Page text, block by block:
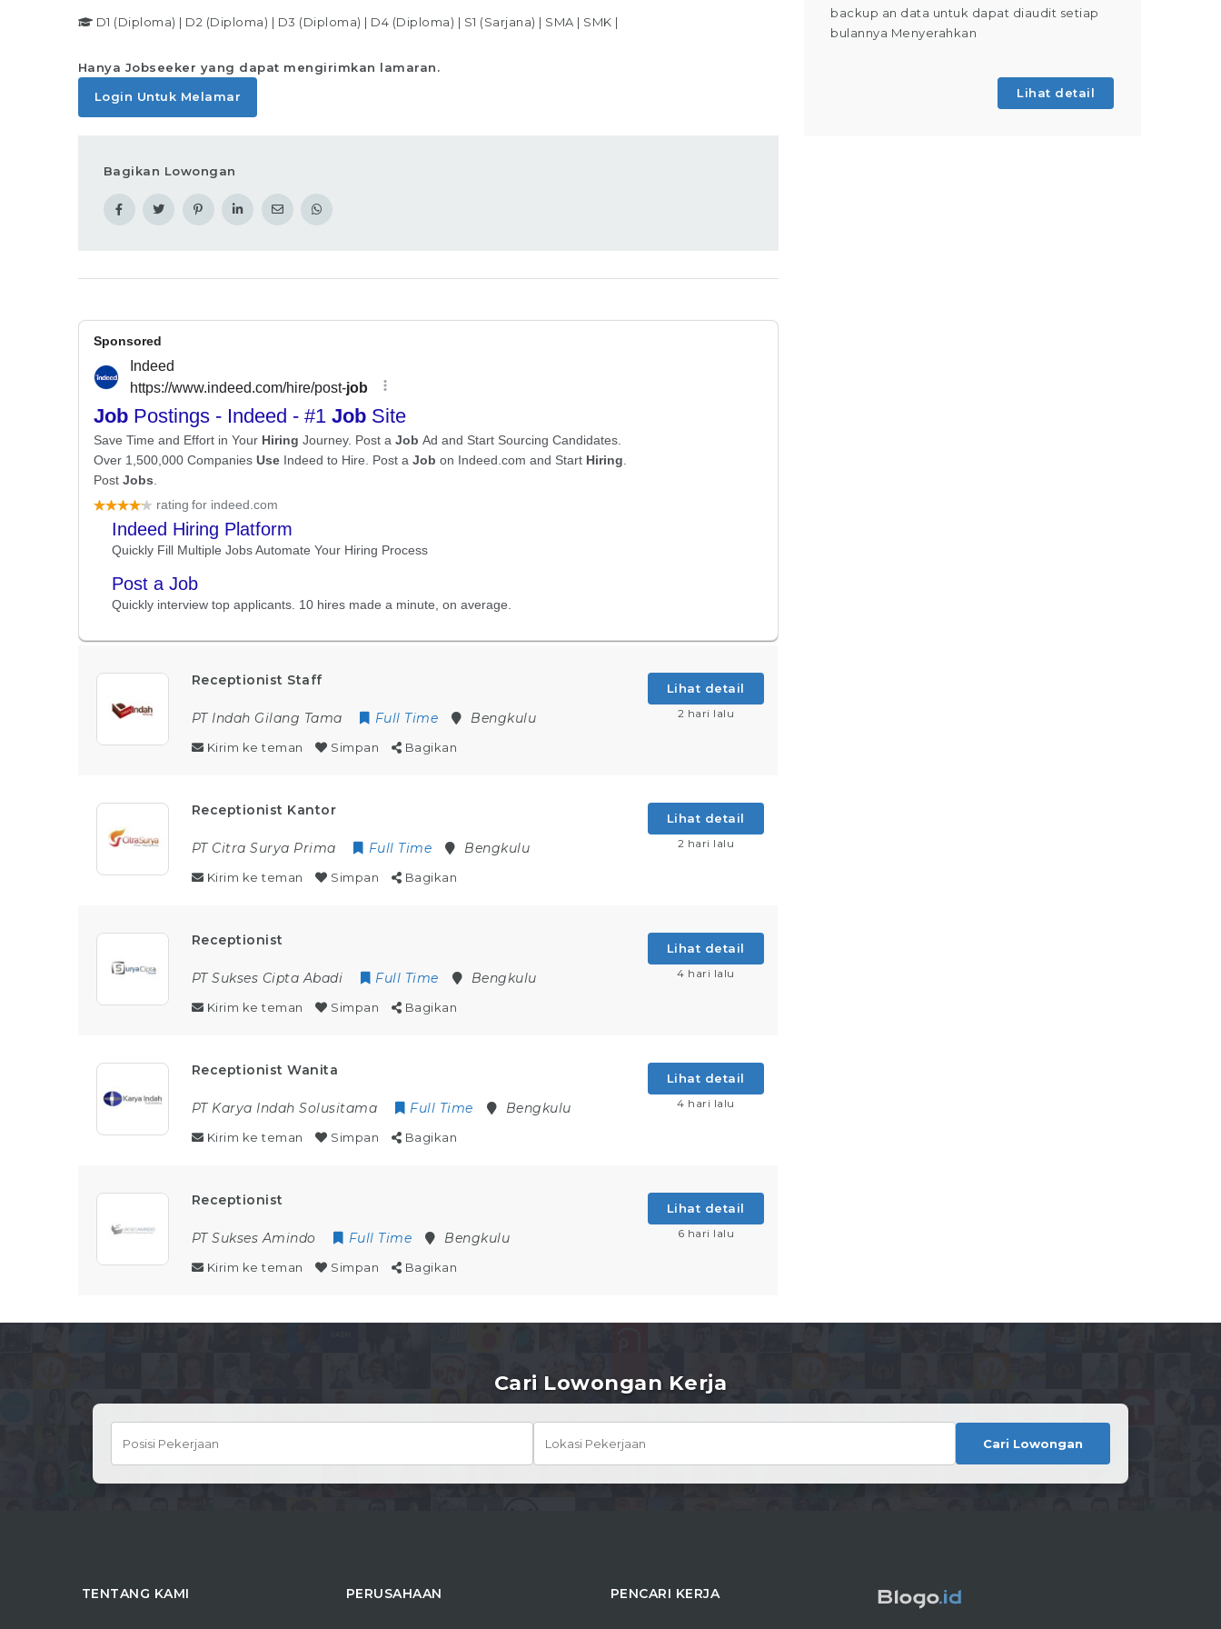
D1 (Diploma) | D2 (Diploma) | D3 (Diploma) | D4 (Diploma) | S1 (Sarjana) | SMA | SMK |
Hanya Jobseeker yang dapat mengirimkan lamaran.
Login Untuk Melamar
Bagikan Lowongan
Receptionist Staff
PT Indah Gilang Tama Full Time Bengkulu
Kirim ke teman Simpan Bagikan
Lihat detail
2 hari lalu
Receptionist Kantor
PT Citra Surya Prima Full Time Bengkulu
Kirim ke teman Simpan Bagikan
Lihat detail
2 hari lalu
Receptionist
PT Sukses Cipta Abadi Full Time Bengkulu
Kirim ke teman Simpan Bagikan
Lihat detail
4 hari lalu
Receptionist Wanita
PT Karya Indah Solusitama Full Time Bengkulu
Kirim ke teman Simpan Bagikan
Lihat detail
4 hari lalu
Receptionist
PT Sukses Amindo Full Time Bengkulu
Kirim ke teman Simpan Bagikan
Lihat detail
6 hari lalu
Memastikan produk telah
backup an data untuk dapat diaudit setiap
bulannya Menyerahkan
Lihat detail
Cari Lowongan Kerja
Cari Lowongan
TENTANG KAMI PERUSAHAAN PENCARI KERJA